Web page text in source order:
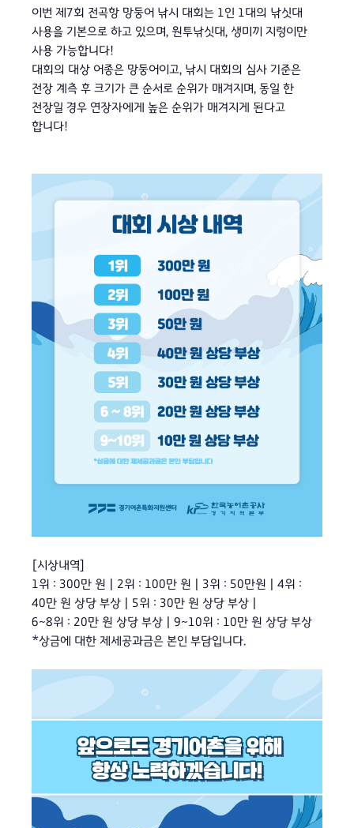
이번 제7회 전곡항 망둥어 낚시 대회는 1인 1대의 낚싯대
사용을 기본으로 하고 있으며, 원투낚싯대, 생미끼 지렁이만
사용 가능합니다!
대회의 대상 어종은 망둥어이고, 낚시 대회의 심사 기준은
전장 계측 후 크기가 큰 순서로 순위가 매겨지며, 동일 한
전장일 경우 연장자에게 높은 순위가 매겨지게 된다고
합니다!
[시상내역]
1위 : 300만 원 | 2위 : 100만 원 | 3위 : 50만원 | 4위 :
40만 원 상당 부상 | 5위 : 30만 원 상당 부상 |
6~8위 : 20만 원 상당 부상 | 9~10위 : 10만 원 상당 부상
*상금에 대한 제세공과금은 본인 부담입니다.